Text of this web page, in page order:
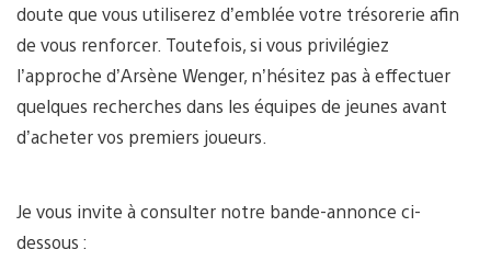
doute que vous utiliserez d’emblée votre trésorerie afin
de vous renforcer. Toutefois, si vous privilégiez
l’approche d’Arsène Wenger, n’hésitez pas à effectuer
quelques recherches dans les équipes de jeunes avant
d’acheter vos premiers joueurs.
Je vous invite à consulter notre bande-annonce ci-
dessous :